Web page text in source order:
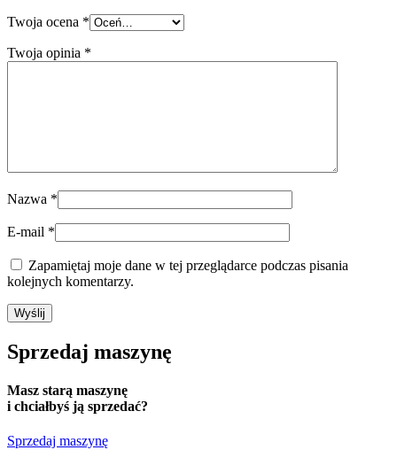
Twoja ocena *
Twoja opinia *
Nazwa *
E-mail *
Zapamiętaj moje dane w tej przeglądarce podczas pisania
kolejnych komentarzy.
Sprzedaj maszynę
Masz starą maszynę
i chciałbyś ją sprzedać?
Sprzedaj maszynę